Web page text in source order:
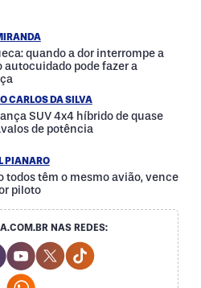
quando a dor interrompe a
autocuidado pode fazer a
CARLOS DA SILVA
SUV 4x4 híbrido de quase
de potência
PIANARO
todos têm o mesmo avião, vence
piloto
NAS REDES:
Social Media
Facebook Social Media
Youtube Social Media
Twitter Social Media
Tiktok Social